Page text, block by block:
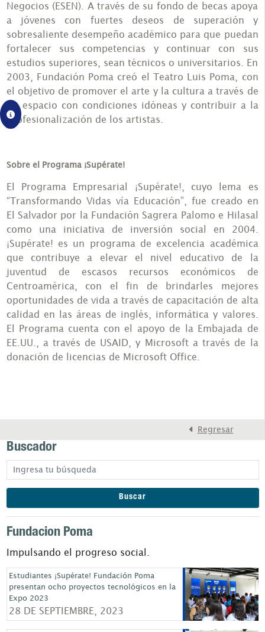
Negocios (ESEN). A través de su fondo de becas apoya
a jóvenes con fuertes deseos de superación y
sobresaliente desempeño académico para que puedan
fortalecer sus competencias y continuar con sus
estudios superiores, sean técnicos o universitarios. En
2003, Fundación Poma creó el Teatro Luis Poma, con
el objetivo de promover el arte y la cultura a través de
un espacio con condiciones idóneas y contribuir a la
profesionalización de los artistas.
Sobre el Programa ¡Supérate!
El Programa Empresarial ¡Supérate!, cuyo lema es
“Transformando Vidas vía Educación”, fue creado en
El Salvador por la Fundación Sagrera Palomo e Hilasal
como una iniciativa de inversión social en 2004.
¡Supérate! es un programa de excelencia académica
que contribuye a elevar el nivel educativo de la
juventud de escasos recursos económicos de
Centroamérica, con el fin de brindarles mejores
oportunidades de vida a través de capacitación de alta
calidad en las áreas de inglés, informática y valores.
El Programa cuenta con el apoyo de la Embajada de
EE.UU., a través de USAID, y Microsoft a través de la
donación de licencias de Microsoft Office.
Regresar
Buscador
Buscar
Fundacion Poma
Impulsando el progreso social.
Estudiantes ¡Supérate! Fundación Poma
presentan ocho proyectos tecnológicos en la
Expo 2023
28 DE SEPTIEMBRE, 2023